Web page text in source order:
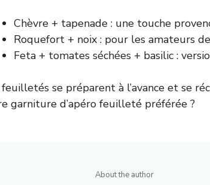
Chèvre + tapenade : une touche
Roquefort + noix : pour les amateurs
Feta + tomates séchées + basilic :
feuilletés se préparent à l’avance et se
garniture d’apéro feuilleté préférée ?
About the author